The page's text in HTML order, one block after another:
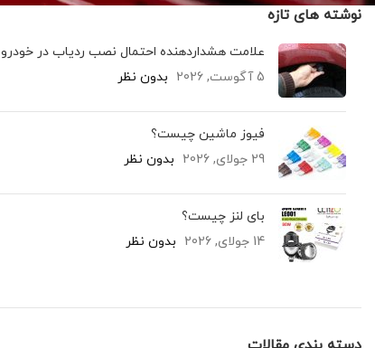
نوشته های تازه
علامت هشداردهنده احتمال نصب ردیاب در خودرو
5 آگوست, 2026
بدون نظر
فیوز ماشین چیست؟
29 جولای, 2026
بدون نظر
بای لنز چیست؟
14 جولای, 2026
بدون نظر